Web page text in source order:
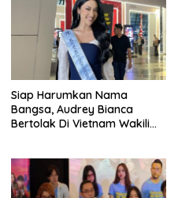
Siap Harumkan Nama
Bangsa, Audrey Bianca
Bertolak Di Vietnam Wakili